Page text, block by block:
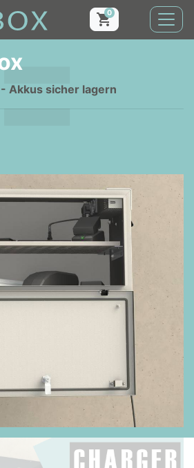
0
Akkus sicher lagern